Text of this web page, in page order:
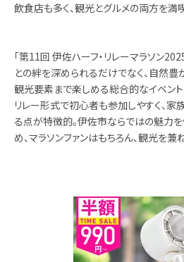
飲食店も多く、観光とグルメの両方を満
「第11回 伊佐ハーフ・リレーマラソン
との絆を深められるだけでなく、自然豊
観光要素まで楽しめる総合的なイベント
リレー形式で初心者も参加しやすく、
る点が特徴的。伊佐市ならではの魅力
め、マラソンファンはもちろん、観光を兼